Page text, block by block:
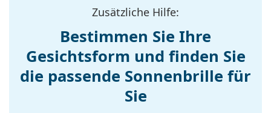
, um weitere Modelle beliebter Marken
120 g
Nasenpads:
Nein
Federscharnier:
Nein
Zusätzliche Hilfe:
Bestimmen Sie Ihre
Gesichtsform und finden Sie
die passende Sonnenbrille für
Sie